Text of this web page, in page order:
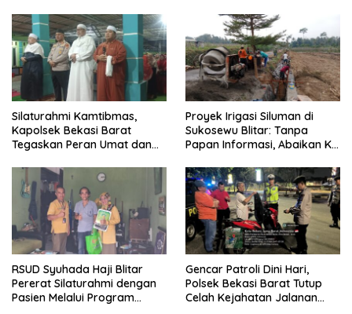
Dugaan Penganiayaan
Pembangunan
Silaturahmi Kamtibmas,
Kapolsek Bekasi Barat
Tegaskan Peran Umat dan
Kondusivitas Wilayah
Proyek Irigasi Siluman di
Sukosewu Blitar: Tanpa
Papan Informasi, Abaikan K3,
Tanggung Jawab
RSUD Syuhada Haji Blitar
Pererat Silaturahmi dengan
Pasien Melalui Program
Gencar Patroli Dini Hari,
Polsek Bekasi Barat Tutup
Celah Kejahatan Jalanan